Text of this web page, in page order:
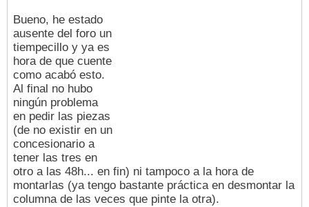
Bueno, he estado
ausente del foro un
tiempecillo y ya es
hora de que cuente
como acabó esto.
Al final no hubo
ningún problema
en pedir las piezas
(de no existir en un
concesionario a
tener las tres en
otro a las 48h... en fin) ni tampoco a la hora de
montarlas (ya tengo bastante práctica en desmontar la
columna de las veces que pinte la otra).